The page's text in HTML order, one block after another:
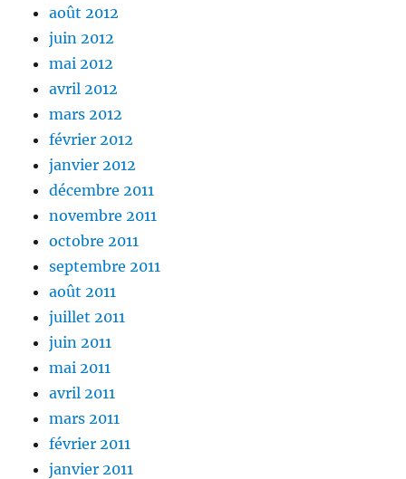
août 2012
juin 2012
mai 2012
avril 2012
mars 2012
février 2012
janvier 2012
décembre 2011
novembre 2011
octobre 2011
septembre 2011
août 2011
juillet 2011
juin 2011
mai 2011
avril 2011
mars 2011
février 2011
janvier 2011